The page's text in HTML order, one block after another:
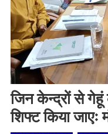
जिन केन्द्रों से गेहूं
शिफ्ट किया जाएः